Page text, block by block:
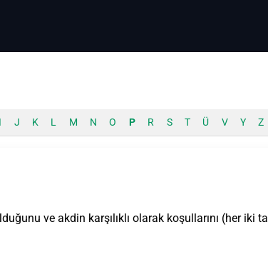
I J K L M N O P R S T Ü V Y Z
ve akdin karşılıklı olarak koşullarını (her iki